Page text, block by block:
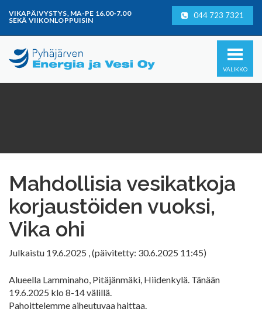
suoraan
VIKAPÄIVYSTYS, MA-PE 16.00-7.00
SEKÄ VIIKONLOPPUISIN
044 723 7321
VALIKKO
Mahdollisia vesikatkoja
korjaustöiden vuoksi,
Vika ohi
Julkaistu 19.6.2025 ,(päivitetty: 30.6.2025 11:45)
Alueella Lamminaho, Pitäjänmäki, Hiidenkylä. Tänään
19.6.2025 klo 8-14 välillä.
Pahoittelemme aiheutuvaa haittaa.